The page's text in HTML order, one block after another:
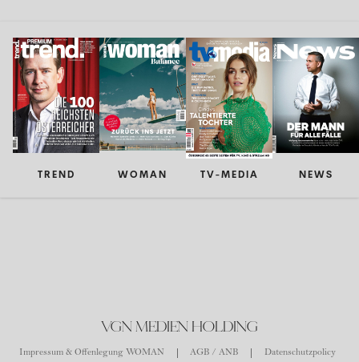
TREND WOMAN TV-MEDIA NEWS
VGN MEDIEN HOLDING
Impressum & Offenlegung WOMAN AGB / ANB Datenschutzpolicy